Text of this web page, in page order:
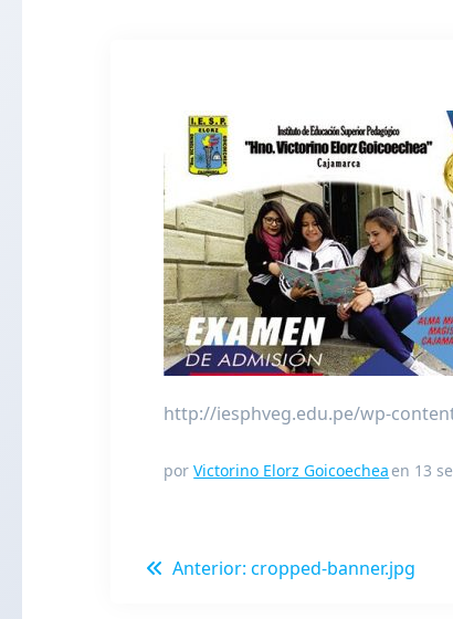
http://iesphveg.edu.pe/wp-
porVictorino Elorz Goicoechea en 13
Navegación
Anterior: Entrada
cropped-banner.jpg